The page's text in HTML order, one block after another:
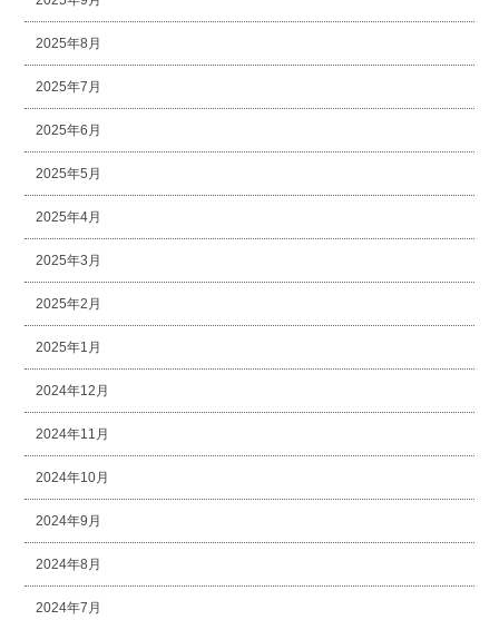
2025年8月
2025年7月
2025年6月
2025年5月
2025年4月
2025年3月
2025年2月
2025年1月
2024年12月
2024年11月
2024年10月
2024年9月
2024年8月
2024年7月